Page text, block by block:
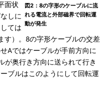
図2：8の字形のケーブルに流
れる電流と外部磁界で回転運
動が発生
面状
しに
ては
す）。8の字形ケーブルの交差
Aではケーブルが手前方向に
が奥行き方向に送られて行き
ブルはこのようにして回転運